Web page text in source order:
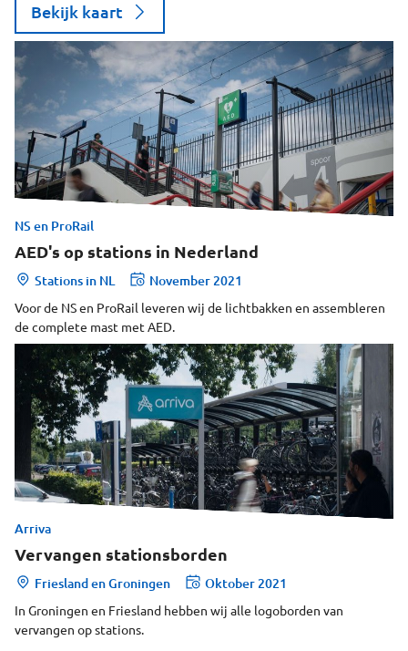
Bekijk kaart
NS en ProRail
AED's op stations in Nederland
Stations in NL November 2021
Voor de NS en ProRail leveren wij de lichtbakken en assembleren
de complete mast met AED.
Arriva
Vervangen stationsborden
Friesland en Groningen Oktober 2021
In Groningen en Friesland hebben wij alle logoborden van
vervangen op stations.